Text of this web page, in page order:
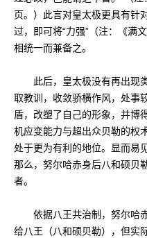
页。）此言对皇太极更具有针
过，即可将“力强”（注：《满
相统一而兼备之。
此后，皇太极没有再出现类
取教训，收敛骄横作风，处事
盾，改塑了自己的形象，并博
机应变能力与超出众贝勒的权
处于更为有利的地位。显而易
那么，努尔哈赤身后八和硕贝
者。
依据八王共治制，努尔哈赤
给八王（八和硕贝勒），但实